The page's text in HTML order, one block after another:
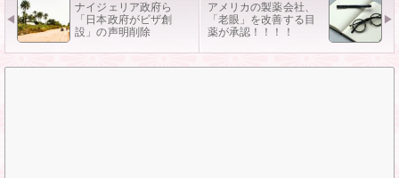
ナイジェリア政府ら
「日本政府がビザ創
設」の声明削除
アメリカの製薬会社、
「老眼」を改善する目
薬が承認！！！！